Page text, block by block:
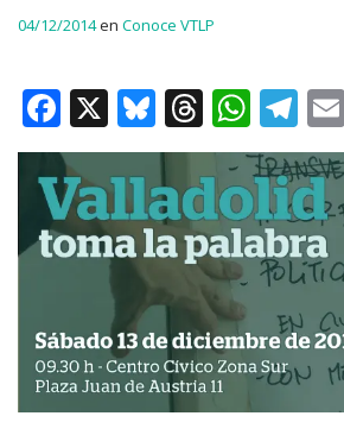
04/12/2014en Conoce VTLP
F
a
c
e
b
o
k
X
Bl
u
e
s
k
y
T
h
re
a
d
s
W
h
at
s
A
p
p
T
el
e
gr
a
m